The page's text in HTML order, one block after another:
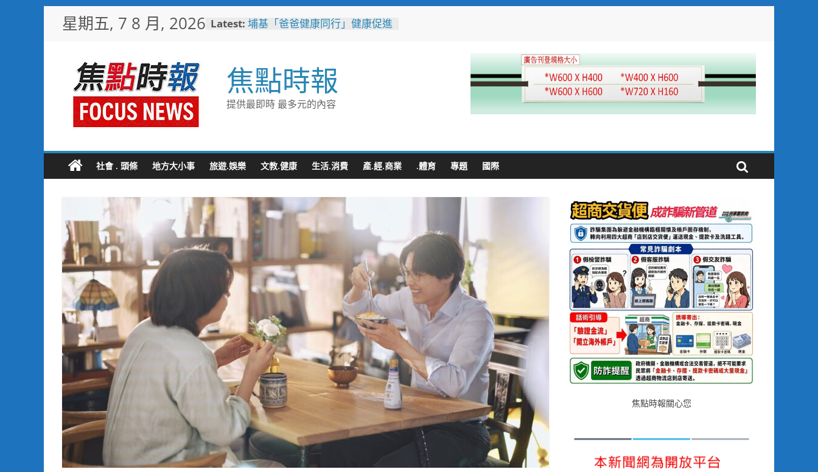
星期五, 7 8 月, 2026 Latest: 埔基「爸爸健康同行」健康促進
全面整備迎戰強風豪雨 籲多利
用「台灣電力APP」查詢
男子性侵偷拍又餵毒致傳播女暴
斃 法官審後判十四年六月徒刑
慎防熱中暑傷腎
焦點時報
提供最即時 最多元的內容
社會 . 頭條 地方大小事 旅遊.娛樂 文教.健康 生活.消費 產.經.商業 .體育 專題 國際
焦點時報關心您